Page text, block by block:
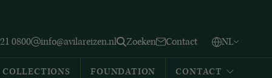
0800 info@avilareizen.nl Zoeken Contact NL
Español
COLLECTIONS FOUNDATION CONTACT